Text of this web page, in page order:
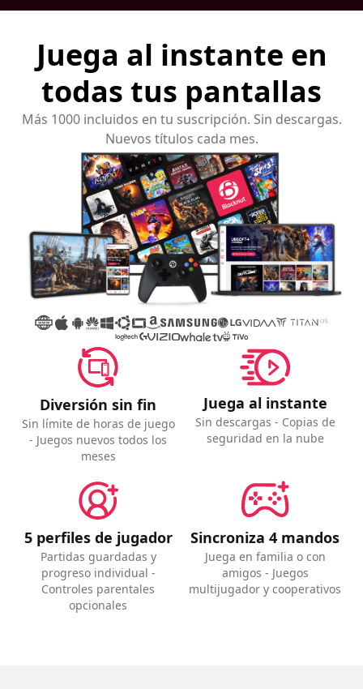
Juega al instante en
todas tus pantallas
Más 1000 incluidos en tu suscripción. Sin descargas.
Nuevos títulos cada mes.
Diversión sin fin
Sin límite de horas de juego
- Juegos nuevos todos los
meses
Juega al instante
Sin descargas - Copias de
seguridad en la nube
5 perfiles de jugador
Partidas guardadas y
progreso individual -
Controles parentales
opcionales
Sincroniza 4 mandos
Juega en familia o con
amigos - Juegos
multijugador y cooperativos